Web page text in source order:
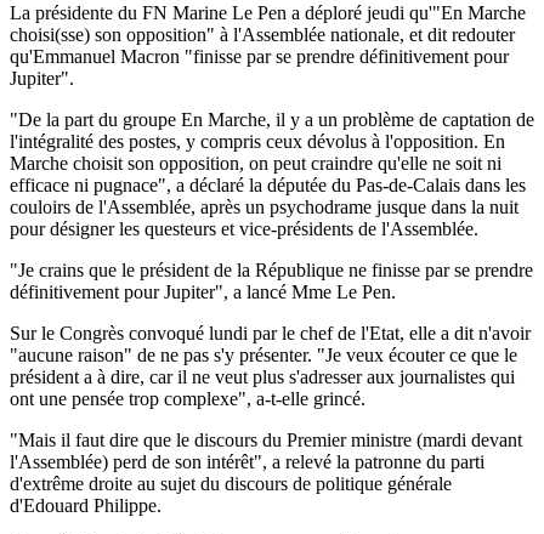
La présidente du FN Marine Le Pen a déploré jeudi qu'"En Marche
choisi(sse) son opposition" à l'Assemblée nationale, et dit redouter
qu'Emmanuel Macron "finisse par se prendre définitivement pour
Jupiter".
"De la part du groupe En Marche, il y a un problème de captation de
l'intégralité des postes, y compris ceux dévolus à l'opposition. En
Marche choisit son opposition, on peut craindre qu'elle ne soit ni
efficace ni pugnace", a déclaré la députée du Pas-de-Calais dans les
couloirs de l'Assemblée, après un psychodrame jusque dans la nuit
pour désigner les questeurs et vice-présidents de l'Assemblée.
"Je crains que le président de la République ne finisse par se prendre
définitivement pour Jupiter", a lancé Mme Le Pen.
Sur le Congrès convoqué lundi par le chef de l'Etat, elle a dit n'avoir
"aucune raison" de ne pas s'y présenter. "Je veux écouter ce que le
président a à dire, car il ne veut plus s'adresser aux journalistes qui
ont une pensée trop complexe", a-t-elle grincé.
"Mais il faut dire que le discours du Premier ministre (mardi devant
l'Assemblée) perd de son intérêt", a relevé la patronne du parti
d'extrême droite au sujet du discours de politique générale
d'Edouard Philippe.